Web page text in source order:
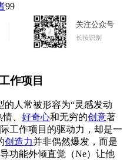
99
关注公众号
长按识别
作项目
的人常被形容为“灵感发动
、 好奇心和无穷的创意著
工作项目的驱动力，却是一
创造力并非偶然爆发，而是
功能外倾直觉（Ne）让他